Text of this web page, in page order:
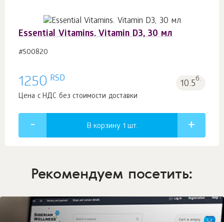
Essential Vitamins. Vitamin D3, 30 мл
#500820
1250 RSD 10.5б.
Цена с НДС без стоимости доставки
В корзину 1 шт.
Рекомендуем посетить: